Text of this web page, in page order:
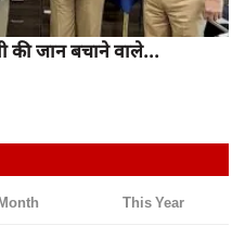
की जान बचाने वाले...
This Year